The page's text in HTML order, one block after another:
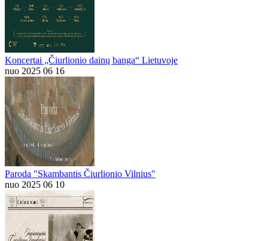
Koncertai „Čiurlionio dainų banga“ Lietuvoje
nuo 2025 06 16
Paroda "Skambantis Čiurlionio Vilnius"
nuo 2025 06 10